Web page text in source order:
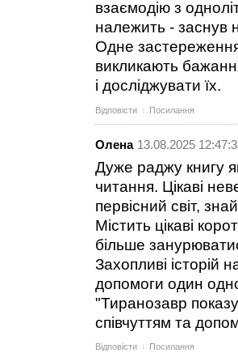
взаємодію з
належить - заснув
Одне
викликають
і досліджувати їх.
Відповісти Посилання
Олена 13.08.2025
Дуже раджу книгу
читання. Цікаві
первісний світ,
Містить цікаві
більше
Захопливі історій
допомоги один
"Тиранозавр
співчуттям та
Відповісти Посилання